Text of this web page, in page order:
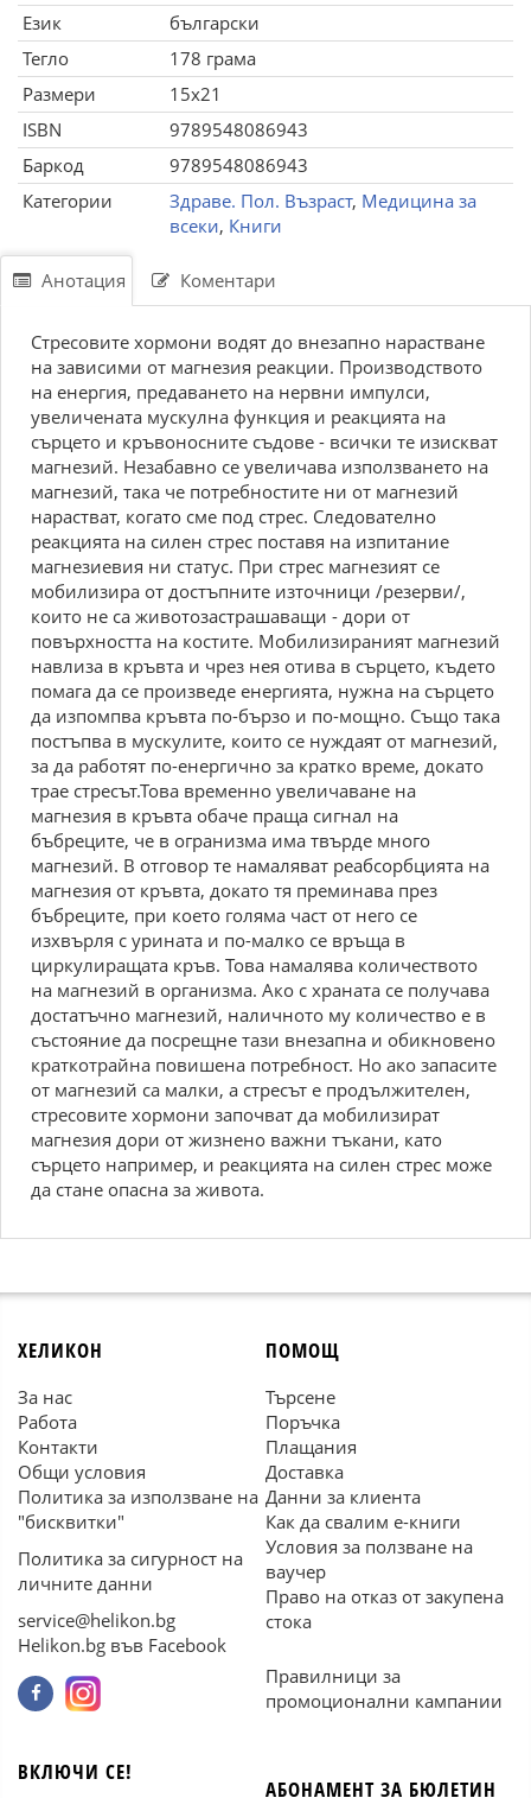
Език
български
Тегло
178 грама
Размери
15x21
ISBN
9789548086943
Баркод
9789548086943
Категории
Здраве. Пол. Възраст, Медицина за
всеки, Книги
Анотация Коментари
Стресовите хормони водят до внезапно нарастване
на зависими от магнезия реакции. Производството
на енергия, предаването на нервни импулси,
увеличената мускулна функция и реакцията на
сърцето и кръвоносните съдове - всички те изискват
магнезий. Незабавно се увеличава използването на
магнезий, така че потребностите ни от магнезий
нарастват, когато сме под стрес. Следователно
реакцията на силен стрес поставя на изпитание
магнезиевия ни статус. При стрес магнезият се
мобилизира от достъпните източници /резерви/,
които не са животозастрашаващи - дори от
повърхността на костите. Мобилизираният магнезий
навлиза в кръвта и чрез нея отива в сърцето, където
помага да се произведе енергията, нужна на сърцето
да изпомпва кръвта по-бързо и по-мощно. Също така
постъпва в мускулите, които се нуждаят от магнезий,
за да работят по-енергично за кратко време, докато
трае стресът.Това временно увеличаване на
магнезия в кръвта обаче праща сигнал на
бъбреците, че в огранизма има твърде много
магнезий. В отговор те намаляват реабсорбцията на
магнезия от кръвта, докато тя преминава през
бъбреците, при което голяма част от него се
изхвърля с урината и по-малко се връща в
циркулиращата кръв. Това намалява количеството
на магнезий в организма. Ако с храната се получава
достатъчно магнезий, наличното му количество е в
състояние да посрещне тази внезапна и обикновено
краткотрайна повишена потребност. Но ако запасите
от магнезий са малки, а стресът е продължителен,
стресовите хормони започват да мобилизират
магнезия дори от жизнено важни тъкани, като
сърцето например, и реакцията на силен стрес може
да стане опасна за живота.
ХЕЛИКОН
За нас
Работа
Контакти
Общи условия
Политика за използване на
"бисквитки"
Политика за сигурност на
личните данни
service@helikon.bg
Helikon.bg във Facebook
ПОМОЩ
Търсене
Поръчка
Плащания
Доставка
Данни за клиента
Как да свалим е-книги
Условия за ползване на
ваучер
Право на отказ от закупена
стока
Правилници за
промоционални кампании
ВКЛЮЧИ СЕ!
АБОНАМЕНТ ЗА БЮЛЕТИН